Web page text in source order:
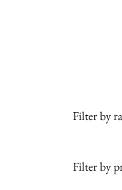
Filter by
Filter by